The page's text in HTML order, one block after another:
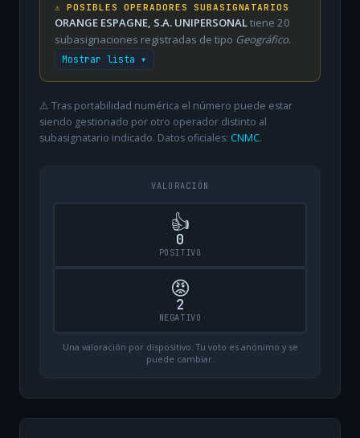
⚠️ POSIBLES OPERADORES SUBASIGNATARIOS
ORANGE ESPAGNE, S.A. UNIPERSONALtiene 20
subasignaciones registradas de tipo Geográfico.
Mostrar lista ▾
⚠️ Tras portabilidad numérica el número puede estar
siendo gestionado por otro operador distinto al
subasignatario indicado. Datos oficiales: CNMC.
VALORACIÓN
👍
0
POSITIVO
😡
2
NEGATIVO
Una valoración por dispositivo. Tu voto es anónimo y se
puede cambiar.